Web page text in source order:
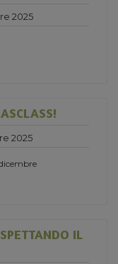
2025
2025
IL